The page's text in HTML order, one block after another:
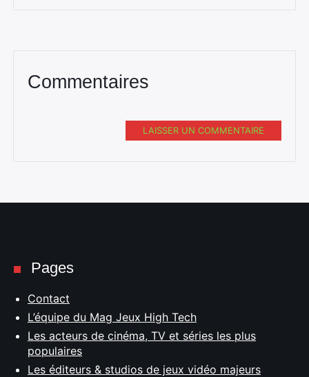
Commentaires
LAISSER UN COMMENTAIRE
Pages
Contact
L’équipe du Mag Jeux High Tech
Les acteurs de cinéma, TV et séries les plus
populaires
Les éditeurs & studios de jeux vidéo majeurs